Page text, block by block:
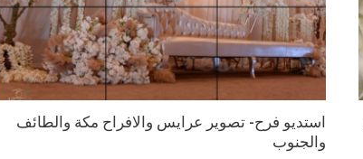
استديو فرح- تصوير عرايس والافراح مكة والطائف
والجنوب